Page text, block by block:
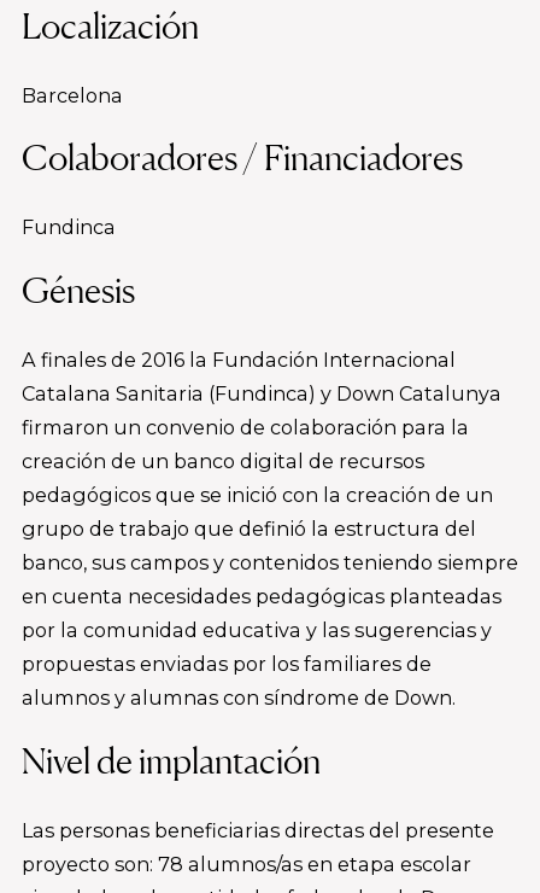
Localización
Barcelona
Colaboradores / Financiadores
Fundinca
Génesis
A finales de 2016 la Fundación Internacional
Catalana Sanitaria (Fundinca) y Down Catalunya
firmaron un convenio de colaboración para la
creación de un banco digital de recursos
pedagógicos que se inició con la creación de un
grupo de trabajo que definió la estructura del
banco, sus campos y contenidos teniendo siempre
en cuenta necesidades pedagógicas planteadas
por la comunidad educativa y las sugerencias y
propuestas enviadas por los familiares de
alumnos y alumnas con síndrome de Down.
Nivel de implantación
Las personas beneficiarias directas del presente
proyecto son: 78 alumnos/as en etapa escolar